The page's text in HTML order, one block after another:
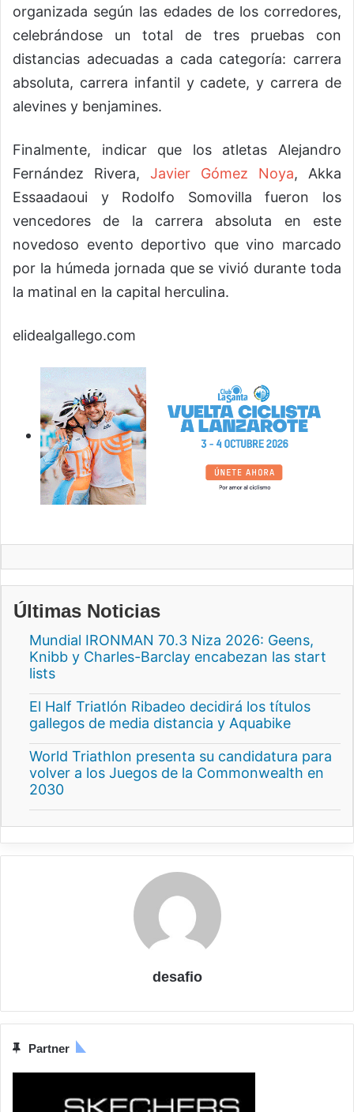
organizada según las edades de los corredores,
celebrándose un total de tres pruebas con
distancias adecuadas a cada categoría: carrera
absoluta, carrera infantil y cadete, y carrera de
alevines y benjamines.
Finalmente, indicar que los atletas Alejandro
Fernández Rivera, Javier Gómez Noya, Akka
Essaadaoui y Rodolfo Somovilla fueron los
vencedores de la carrera absoluta en este
novedoso evento deportivo que vino marcado
por la húmeda jornada que se vivió durante toda
la matinal en la capital herculina.
elidealgallego.com
Últimas Noticias
Mundial IRONMAN 70.3 Niza 2026: Geens,
Knibb y Charles-Barclay encabezan las start
lists
El Half Triatlón Ribadeo decidirá los títulos
gallegos de media distancia y Aquabike
World Triathlon presenta su candidatura para
volver a los Juegos de la Commonwealth en
2030
desafio
Partner